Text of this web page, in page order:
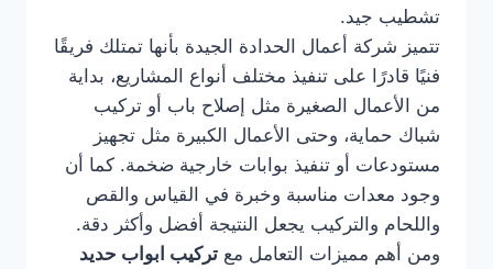
تشطيب جيد.
تتميز شركة أعمال الحدادة الجيدة بأنها تمتلك فريقًا
فنيًا قادرًا على تنفيذ مختلف أنواع المشاريع، بداية
من الأعمال الصغيرة مثل إصلاح باب أو تركيب
شباك حماية، وحتى الأعمال الكبيرة مثل تجهيز
مستودعات أو تنفيذ بوابات خارجية ضخمة. كما أن
وجود معدات مناسبة وخبرة في القياس والقص
واللحام والتركيب يجعل النتيجة أفضل وأكثر دقة.
ومن أهم مميزات التعامل مع تركيب ابواب حديد